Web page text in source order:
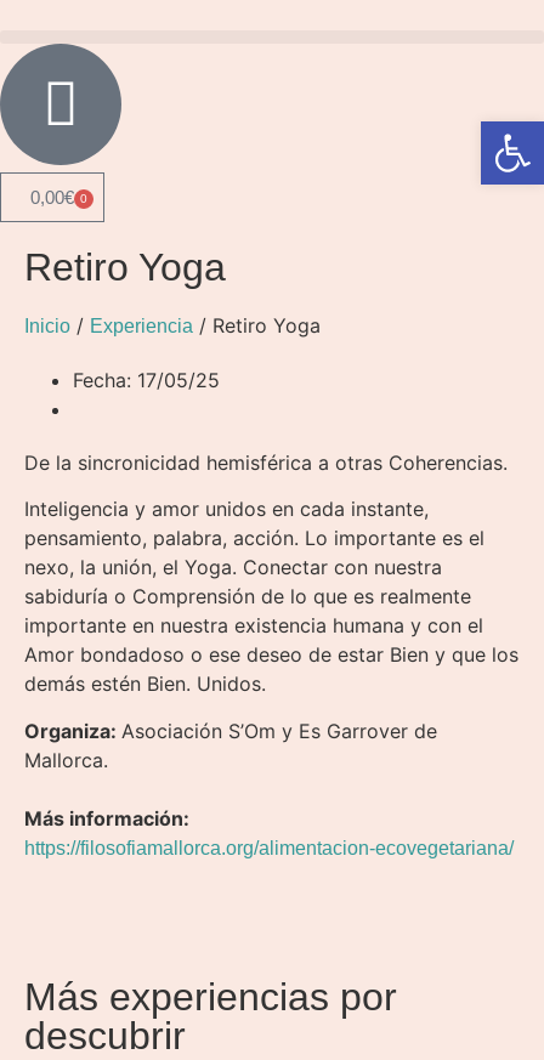
0,00€ 0
Retiro Yoga
Inicio / Experiencia / Retiro Yoga
Fecha: 17/05/25
De la sincronicidad hemisférica a otras Coherencias.
Inteligencia y amor unidos en cada instante,
pensamiento, palabra, acción. Lo importante es el
nexo, la unión, el Yoga. Conectar con nuestra
sabiduría o Comprensión de lo que es realmente
importante en nuestra existencia humana y con el
Amor bondadoso o ese deseo de estar Bien y que los
demás estén Bien. Unidos.
Organiza: Asociación S’Om y Es Garrover de
Mallorca.
Más información:
https://filosofiamallorca.org/alimentacion-ecovegetariana/
Más experiencias por
descubrir
Abrir